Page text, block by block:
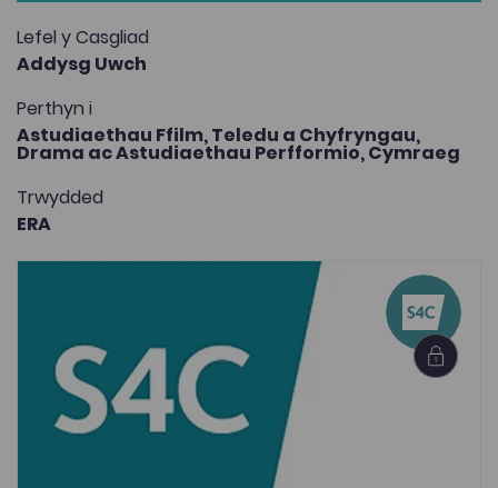
Lefel y Casgliad
Addysg Uwch
Perthyn i
Astudiaethau Ffilm, Teledu a Chyfryngau,
Drama ac Astudiaethau Perfformio,Cymraeg
Trwydded
ERA